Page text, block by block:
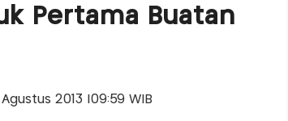
Pertama Buatan
2013 |09:59 WIB